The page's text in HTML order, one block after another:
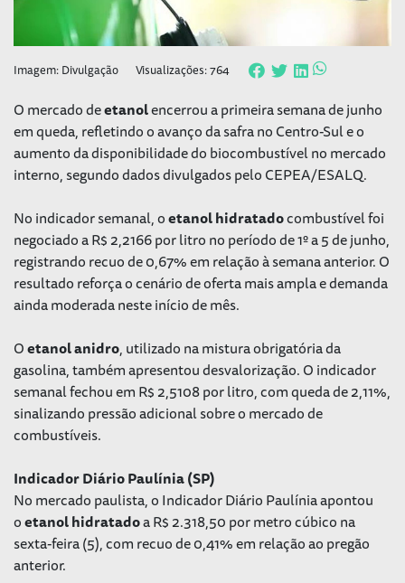
Imagem: Divulgação Visualizações: 764
O mercado deetanolencerrou a primeira semana de junho
em queda, refletindo o avanço da safra no Centro-Sul e o
aumento da disponibilidade do biocombustível no mercado
interno, segundo dados divulgados pelo CEPEA/ESALQ.
No indicador semanal, oetanolhidratadocombustível foi
negociado a R$ 2,2166 por litro no período de 1º a 5 de junho,
registrando recuo de 0,67% em relação à semana anterior. O
resultado reforça o cenário de oferta mais ampla e demanda
ainda moderada neste início de mês.
Oetanolanidro, utilizado na mistura obrigatória da
gasolina, também apresentou desvalorização. O indicador
semanal fechou em R$ 2,5108 por litro, com queda de 2,11%,
sinalizando pressão adicional sobre o mercado de
combustíveis.
Indicador Diário Paulínia (SP)
No mercado paulista, o Indicador Diário Paulínia apontou
oetanolhidratadoa R$ 2.318,50 por metro cúbico na
sexta-feira (5), com recuo de 0,41% em relação ao pregão
anterior.